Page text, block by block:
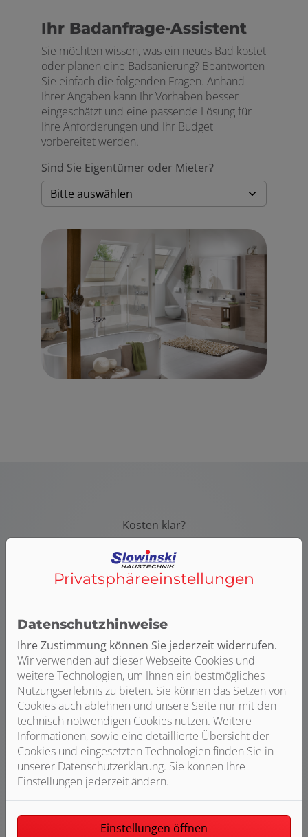
Ihr Badanfrage-Assistent
Sie möchten wissen, was ein neues Bad kostet
oder planen eine Badsanierung? Beantworten
Sie einfach die folgenden Fragen. Anhand
Ihrer Angaben kann Ihr Vorhaben besser
eingeschätzt und eine passende Lösung für
Ihre Anforderungen und Ihr Budget
vorbereitet werden.
Sind Sie Eigentümer oder Mieter?
Kosten klar?
Hier finden Sie weitere
Planungshilfen:
3D-Badplaner
Mit dem 3D-Badplaner haben Sie die
Möglichkeit Ihr Bad direkt auf unserer
Webseite zu planen.
Privatsphäre­einstellungen
Datenschutzhinweise
Ihre Zustimmung können Sie jederzeit widerrufen.
Wir verwenden auf dieser Webseite Cookies und
weitere Technologien, um Ihnen ein bestmögliches
Nutzungserlebnis zu bieten. Sie können das Setzen von
Cookies auch ablehnen und unsere Seite nur mit den
technisch notwendigen Cookies nutzen. Weitere
Informationen, sowie eine detaillierte Übersicht der
Cookies und eingesetzten Technologien finden Sie in
unserer Datenschutzerklärung. Sie können Ihre
Einstellungen jederzeit ändern.
Einstellungen öffnen